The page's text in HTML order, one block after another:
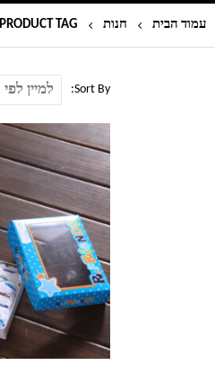
עמוד הבית חנות PRODUCT TAG -
Sort By:
זה
יש
מספר
סוגים.
ניתן
לבחור
את
האפשרויות
המוצר